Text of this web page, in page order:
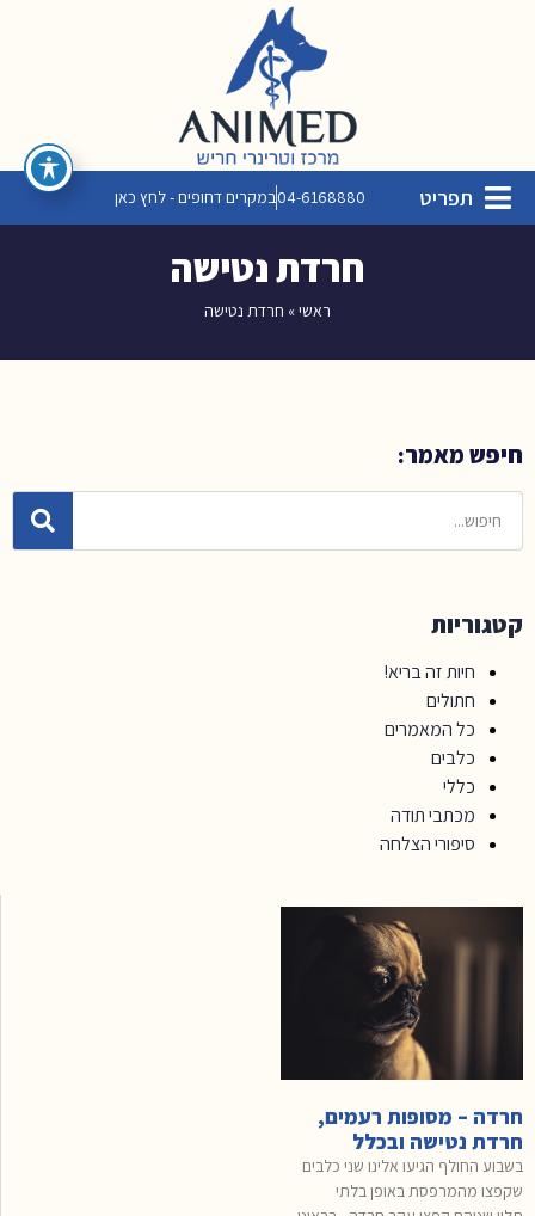
תפריט 04-6168880במקרים דחופים - לחץ כאן
חרדת נטישה
ראשי» חרדת נטישה
חרדה – מסופות רעמים,
חרדת נטישה ובכלל
בשבוע החולף הגיעו אלינו שני כלבים
שקפצו מהמרפסת באופן בלתי
חיפש מאמר:
קטגוריות
חיות זה בריא!
חתולים
כל המאמרים
כלבים
כללי
מכתבי תודה
סיפורי הצלחה